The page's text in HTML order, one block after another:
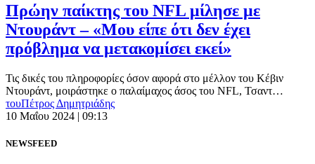
Πρώην παίκτης του NFL μίλησε με
Ντουράντ – «Μου είπε ότι δεν έχει
πρόβλημα να μετακομίσει εκεί»
Τις δικές του πληροφορίες όσον αφορά στο μέλλον του Κέβιν
Ντουράντ, μοιράστηκε ο παλαίμαχος άσος του NFL, Τσαντ…
τουΠέτρος Δημητριάδης
10 Μαΐου 2024 | 09:13
NEWSFEED